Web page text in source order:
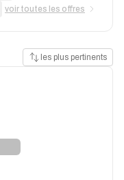
voir toutes les offres
les plus pertinents